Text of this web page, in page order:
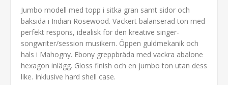
Jumbo modell med topp i sitka gran samt sidor och
baksida i Indian Rosewood. Vackert balanserad ton med
perfekt respons, idealisk för den kreative singer-
songwriter/session musikern. Öppen guldmekanik och
hals i Mahogny. Ebony greppbräda med vackra abalone
hexagon inlägg. Gloss finish och en jumbo ton utan dess
like. Inklusive hard shell case.